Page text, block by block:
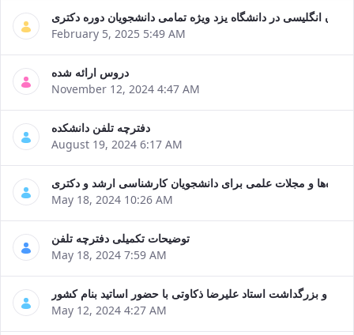
Structure
of the
Faculty
Deputy
Dean
for
Deputy
Dean
Affairs
Deputy
Dean
for
Postgraduate
of
Islamic
Revolution
Iranian
Journal
of
Comparative
Linguistic
Research
Journal
Social
Studies
of
the
Quran
(JSQS)
Bi-
Quarterly
انگلیسی در دانشگاه یزد ویژه تمامی دانشجویان دوره دکتری
February 5, 2025 5:49 AM
دروس ارائه شده
November 12, 2024 4:47 AM
دفترچه تلفن دانشکده
August 19, 2024 6:17 AM
پایگاه‌ها و مجلات علمی برای دانشجویان کارشناسی ارشد و دکتری
May 18, 2024 10:26 AM
توضیحات تکمیلی دفترچه تلفن
May 18, 2024 7:59 AM
و بزرگداشت استاد علیرضا ذکاوتی با حضور اساتید بنام کشور
May 12, 2024 4:27 AM